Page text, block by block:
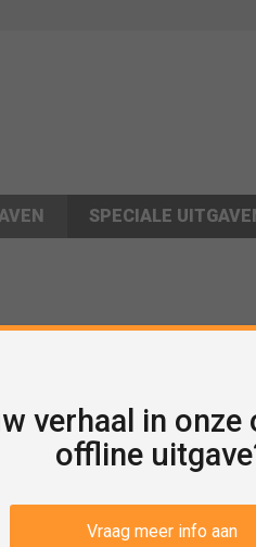
SPECIALE
verhaal in onze
offline
Vraag meer info aan